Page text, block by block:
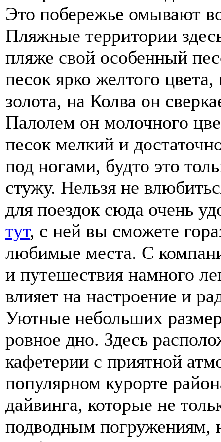
Это побережье омывают
Пляжные территории
пляже свой особенный
песок ярко желтого
золота, на Колва он
Палолем он молочного
песок мелкий и
под ногами, будто это
стужу. Нельзя не
для поездок сюда очень
тут, с ней вы сможете
любимые места. С
и путешествия намного
влияет на настроение и
Уютные небольших
ровное дно. Здесь
кафетерии с приятной
популярном курорте
дайвинга, которые не
подводным погружениям,